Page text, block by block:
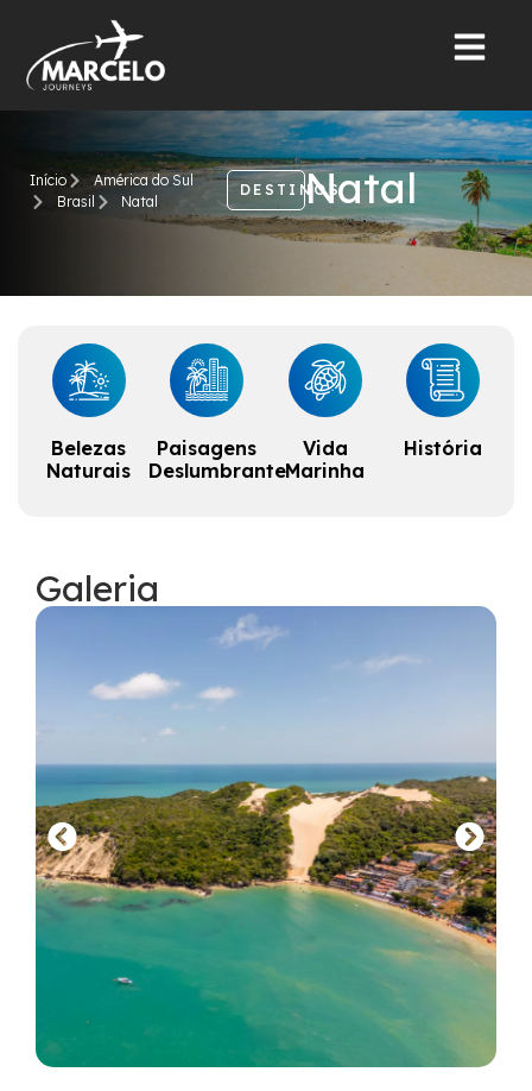
Início
América do Sul
Brasil
Natal
DESTINOSNatal
Belezas
Naturais
Paisagens
Deslumbrante
Vida
Marinha
História
Galeria